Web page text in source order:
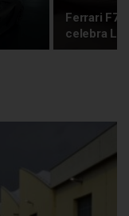
Ferrari
celebra Le